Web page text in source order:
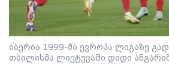
იბერია 1999-მა ევროპა ლიგაზე
თბილისმა ლიეტუვაში დიდი